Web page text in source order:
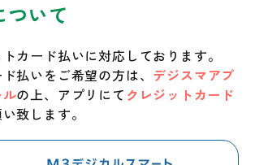
ついて
カード払いに対応しております。
払いをご希望の方は、 デジスマアプ
の上、アプリにて クレジットカード
致します。